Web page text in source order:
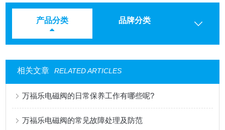
产品分类 品牌分类
相关文章 RELATED ARTICLES
万福乐电磁阀的日常保养工作有哪些呢?
万福乐电磁阀的常见故障处理及防范